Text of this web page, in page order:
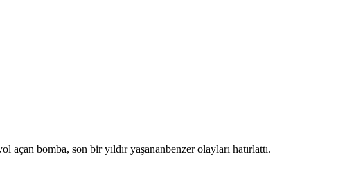
açan bomba, son bir yıldır yaşananbenzer olayları hatırlattı.